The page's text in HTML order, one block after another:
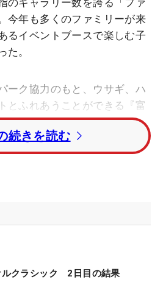
のギャラリー数を誇る「ファ
今年も多くのファミリーが来
るイベントブースで楽しむ子
た。
ーク協力のもと、ウサギ、ハ
とふれあうことができる『富
新設された。午前10時30分～
1時、午後1時30分～2時の3
こうしたイベントがあるとう
きた子どもが楽しんでくれて
姿を見て笑みを見せる。
続きを読む
ルクラシック 2日目の結果